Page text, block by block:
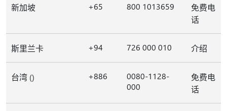
新加坡 +65 800 1013659
免费电
话
斯里兰卡 +94 726 000 010 介绍
台湾 () +886
0080-1128-
000
免费电
话